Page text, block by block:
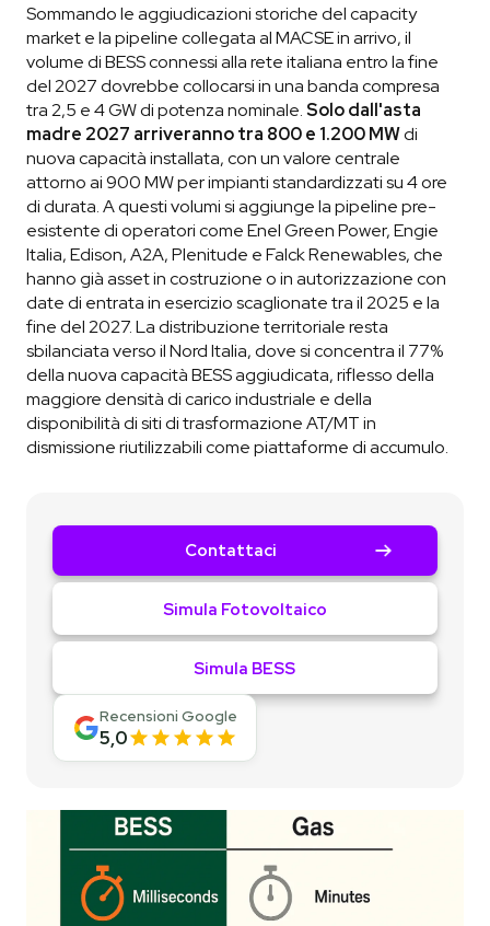
Sommando le aggiudicazioni storiche del capacity
market e la pipeline collegata al MACSE in arrivo, il
volume di BESS connessi alla rete italiana entro la fine
del 2027 dovrebbe collocarsi in una banda compresa
tra 2,5 e 4 GW di potenza nominale.Solo dall'asta
madre 2027 arriveranno tra 800 e 1.200 MWdi
nuova capacità installata, con un valore centrale
attorno ai 900 MW per impianti standardizzati su 4 ore
di durata. A questi volumi si aggiunge la pipeline pre-
esistente di operatori come Enel Green Power, Engie
Italia, Edison, A2A, Plenitude e Falck Renewables, che
hanno già asset in costruzione o in autorizzazione con
date di entrata in esercizio scaglionate tra il 2025 e la
fine del 2027. La distribuzione territoriale resta
sbilanciata verso il Nord Italia, dove si concentra il 77%
della nuova capacità BESS aggiudicata, riflesso della
maggiore densità di carico industriale e della
disponibilità di siti di trasformazione AT/MT in
dismissione riutilizzabili come piattaforme di accumulo.
Contattaci
Simula Fotovoltaico
Simula BESS
Recensioni Google
5,0